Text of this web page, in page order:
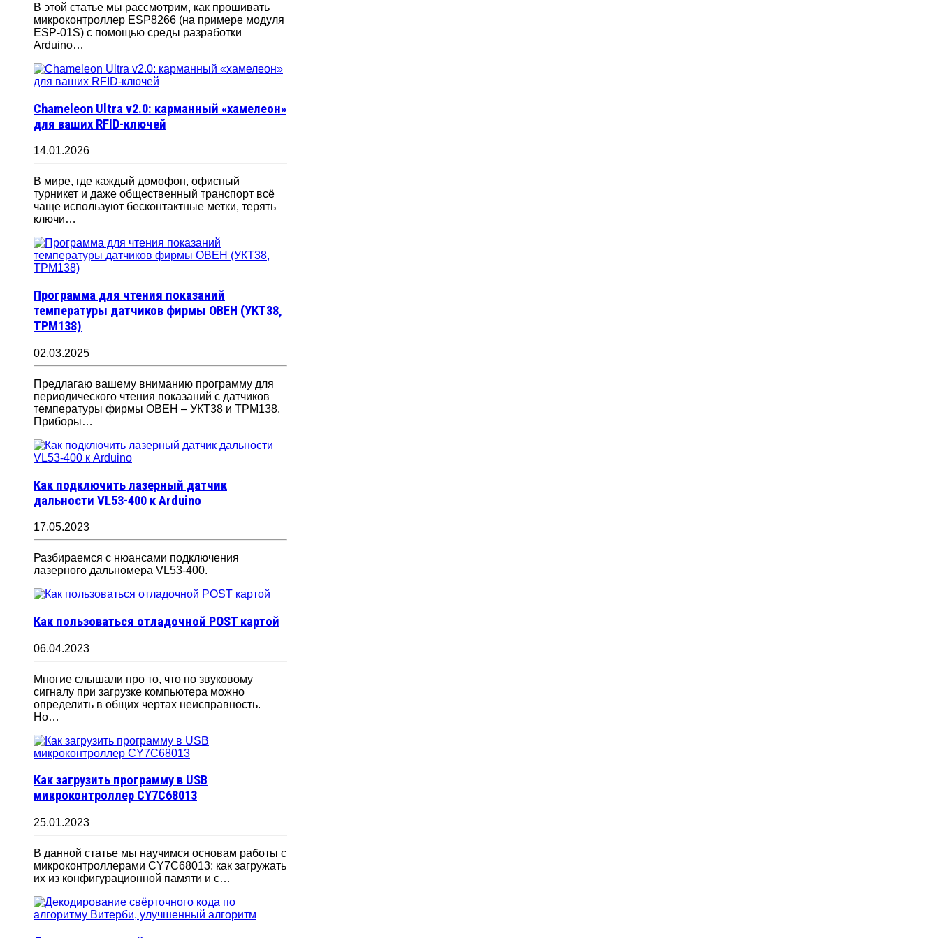
В этой статье мы рассмотрим, как прошивать
микроконтроллер ESP8266 (на примере модуля
ESP-01S) с помощью среды разработки
Arduino…
Chameleon Ultra v2.0: карманный «хамелеон»
для ваших RFID-ключей
14.01.2026
В мире, где каждый домофон, офисный
турникет и даже общественный транспорт всё
чаще используют бесконтактные метки, терять
ключи…
Программа для чтения показаний
температуры датчиков фирмы ОВЕН (УКТ38,
ТРМ138)
02.03.2025
Предлагаю вашему вниманию программу для
периодического чтения показаний с датчиков
температуры фирмы ОВЕН – УКТ38 и ТРМ138.
Приборы…
Как подключить лазерный датчик
дальности VL53-400 к Arduino
17.05.2023
Разбираемся с нюансами подключения
лазерного дальномера VL53-400.
Как пользоваться отладочной POST картой
06.04.2023
Многие слышали про то, что по звуковому
сигналу при загрузке компьютера можно
определить в общих чертах неисправность.
Но…
Как загрузить программу в USB
микроконтроллер CY7C68013
25.01.2023
В данной статье мы научимся основам работы с
микроконтроллерами CY7C68013: как загружать
их из конфигурационной памяти и с…